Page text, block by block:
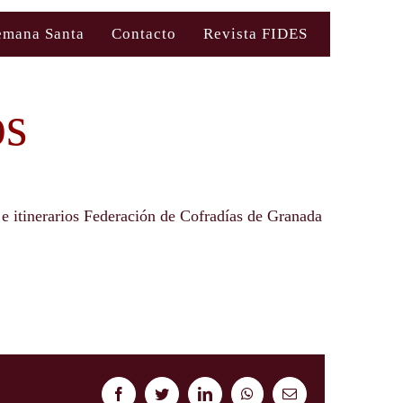
Santa Contacto Revista FIDES
itinerarios Federación de Cofradías de Granada
FacebookTwitterLinkedInWhatsAppCorreo